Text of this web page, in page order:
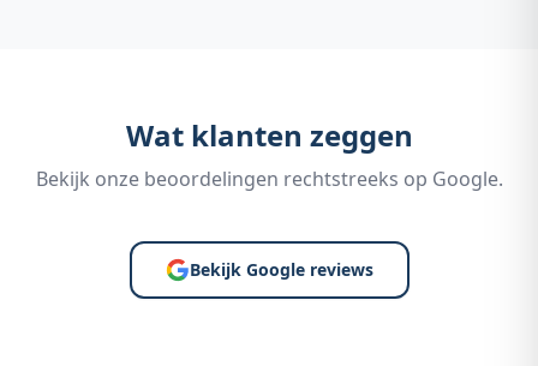
Wat klanten zeggen
Bekijk onze beoordelingen rechtstreeks op Google.
Bekijk Google reviews